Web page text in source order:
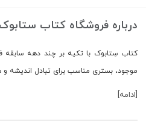
درباره فروشگاه کتاب ستابوک
کتاب سِتابوک با تکیه بر چند دهه سابقه
موجود، بستری مناسب برای تبادل اندیشه و
[ادامه]